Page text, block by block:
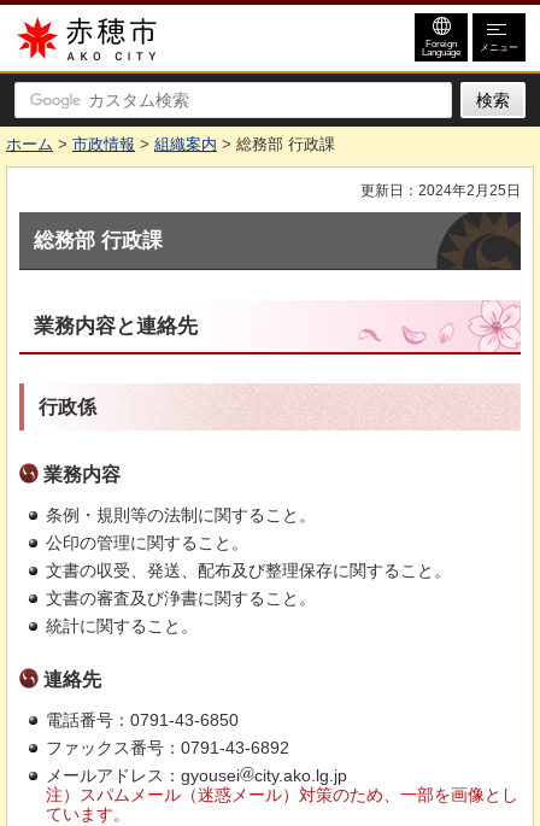
赤穂市
Foreign
Language メニュー
ホーム > 市政情報 > 組織案内 > 総務部 行政課
更新日：2024年2月25日
総務部 行政課
業務内容と連絡先
行政係
業務内容
条例・規則等の法制に関すること。
公印の管理に関すること。
文書の収受、発送、配布及び整理保存に関すること。
文書の審査及び浄書に関すること。
統計に関すること。
連絡先
電話番号：0791-43-6850
ファックス番号：0791-43-6892
メールアドレス：gyousei
city.ako.lg.jp
注）スパムメール（迷惑メール）対策のため、一部を画像とし
ています。